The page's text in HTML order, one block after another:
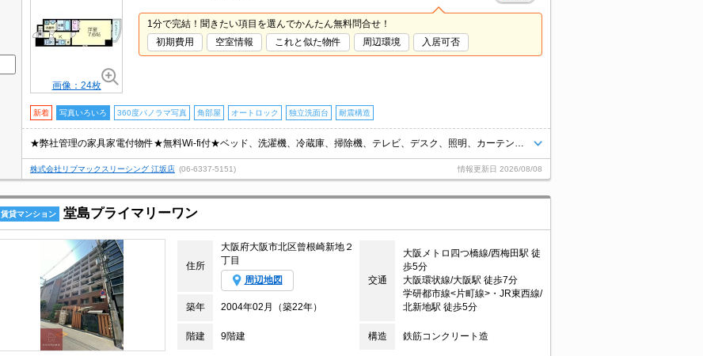
画像：24枚
1分で完結！聞きたい項目を選んでかんたん無料問合せ！
初期費用
空室情報 これと似た物件 周辺環境 入居可否
新着 写真いろいろ 360度パノラマ写真 角部屋 オートロック 独立洗面台 耐震構造
株式会社リブマックスリーシング 江坂店 (06-6337-5151) 情報更新日 2026/08/08
賃貸マンション 堂島プライマリーワン
住所
大阪府大阪市北区曾根崎新地２
丁目
周辺地図 交通
大阪メトロ四つ橋線/西梅田駅 徒
歩5分
大阪環状線/大阪駅 徒歩7分
学研都市線<片町線>・JR東西線/
北新地駅 徒歩5分
築年 2004年02月（築22年）
階建 9階建 構造 鉄筋コンクリート造